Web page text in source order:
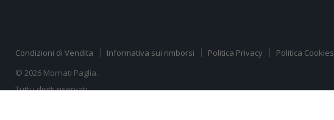
Condizioni di Vendita Informativa sui rimborsi Politica Privacy
Politica Cookies
© 2026 Mornati Paglia.
Tutti i diritti riservati